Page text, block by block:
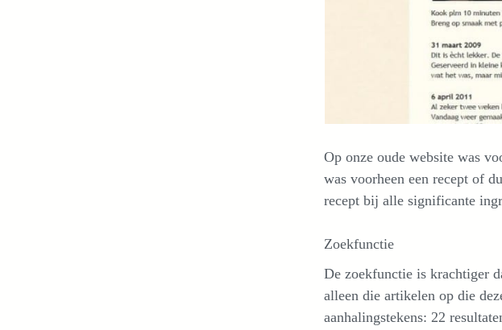
Op onze oude website was
was voorheen een recept of
recept bij alle significante
Zoekfunctie
De zoekfunctie is krachtiger
alleen die artikelen op die
aanhalingstekens: 22